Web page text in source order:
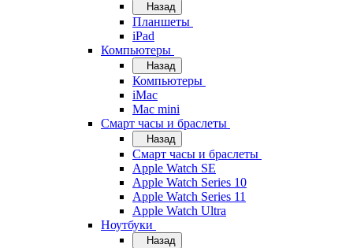
Назад
Планшеты
iPad
Компьютеры
Назад
Компьютеры
iMac
Mac mini
Смарт часы и браслеты
Назад
Смарт часы и браслеты
Apple Watch SE
Apple Watch Series 10
Apple Watch Series 11
Apple Watch Ultra
Ноутбуки
Назад